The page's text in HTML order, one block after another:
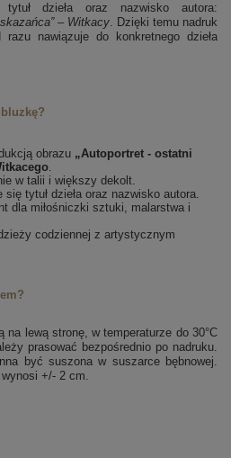
dzieła oraz nazwisko autora:
– Witkacy. Dzięki temu nadruk
nawiązuje do konkretnego dzieła
obrazu „Autoportret - ostatni
.
w talii i większy dekolt.
się tytuł dzieła oraz nazwisko autora.
dla miłośniczki sztuki, malarstwa i
codziennej z artystycznym
na lewą stronę, w temperaturze do 30°C
prasować bezpośrednio po nadruku.
być suszona w suszarce bębnowej.
+/- 2 cm.